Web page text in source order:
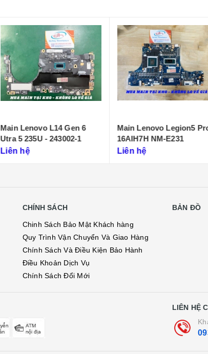
Main Lenovo L14 Gen 6
Utra 5 235U - 243002-1
Liên hệ
Main Lenovo Legion5 Pro
16AIH7H NM-E231
Liên hệ
CHÍNH SÁCH
Chinh Sách Bảo Mật Khách hàng
Quy Trình Vận Chuyển Và Giao Hàng
Chính Sách Và Điều Kiện Bảo Hành
Điều Khoản Dịch Vụ
Chính Sách Đổi Mới
BẢN ĐỒ